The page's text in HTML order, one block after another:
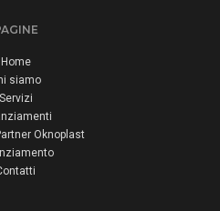
Home
siamo
Servizi
Oknoplast